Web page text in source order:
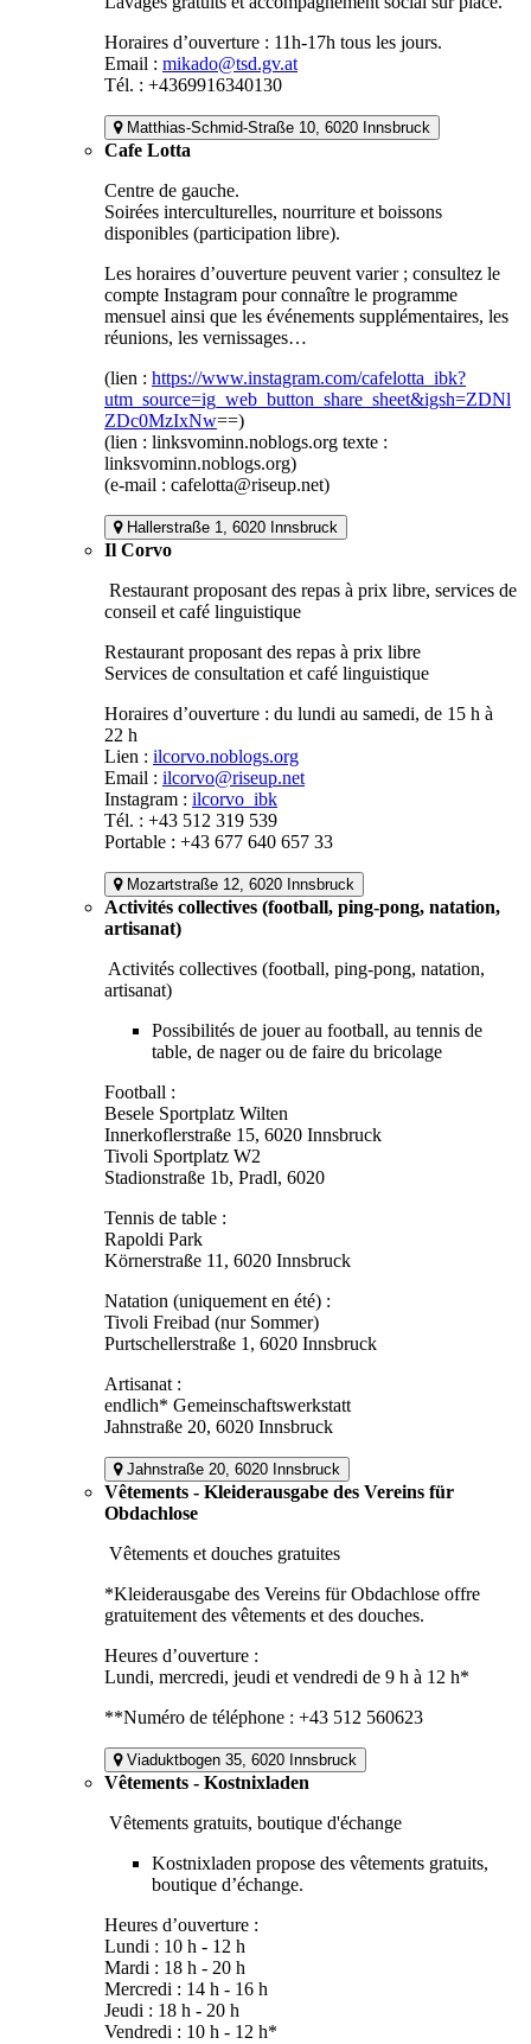
Horaires d’ouverture : 11h-17h tous les jours.
Email : mikado@tsd.gv.at
Tél. : +4369916340130
Matthias-Schmid-Straße 10, 6020 Innsbruck
Cafe Lotta
Centre de gauche.
Soirées interculturelles, nourriture et boissons
disponibles (participation libre).
Les horaires d’ouverture peuvent varier ; consultez le
compte Instagram pour connaître le programme
mensuel ainsi que les événements supplémentaires, les
réunions, les vernissages…
(lien : https://www.instagram.com/cafelotta_ibk?
utm_source=ig_web_button_share_sheet&igsh=ZDNl
ZDc0MzIxNw==)
(lien : linksvominn.noblogs.org texte :
linksvominn.noblogs.org)
(e-mail : cafelotta@riseup.net)
Hallerstraße 1, 6020 Innsbruck
Il Corvo
Restaurant proposant des repas à prix libre, services de
conseil et café linguistique
Restaurant proposant des repas à prix libre
Services de consultation et café linguistique
Horaires d’ouverture : du lundi au samedi, de 15 h à
22 h
Lien : ilcorvo.noblogs.org
Email : ilcorvo@riseup.net
Instagram : ilcorvo_ibk
Tél. : +43 512 319 539
Portable : +43 677 640 657 33
Mozartstraße 12, 6020 Innsbruck
Activités collectives (football, ping-pong, natation,
artisanat)
Activités collectives (football, ping-pong, natation,
artisanat)
Possibilités de jouer au football, au tennis de
table, de nager ou de faire du bricolage
Football :
Besele Sportplatz Wilten
Innerkoflerstraße 15, 6020 Innsbruck
Tivoli Sportplatz W2
Stadionstraße 1b, Pradl, 6020
Tennis de table :
Rapoldi Park
Körnerstraße 11, 6020 Innsbruck
Natation (uniquement en été) :
Tivoli Freibad (nur Sommer)
Purtschellerstraße 1, 6020 Innsbruck
Artisanat :
endlich* Gemeinschaftswerkstatt
Jahnstraße 20, 6020 Innsbruck
Jahnstraße 20, 6020 Innsbruck
Vêtements - Kleiderausgabe des Vereins für
Obdachlose
Vêtements et douches gratuites
*Kleiderausgabe des Vereins für Obdachlose offre
gratuitement des vêtements et des douches.
Heures d’ouverture :
Lundi, mercredi, jeudi et vendredi de 9 h à 12 h*
**Numéro de téléphone : +43 512 560623
Viaduktbogen 35, 6020 Innsbruck
Vêtements - Kostnixladen
Vêtements gratuits, boutique d'échange
Kostnixladen propose des vêtements gratuits,
boutique d’échange.
Heures d’ouverture :
Lundi : 10 h - 12 h
Mardi : 18 h - 20 h
Mercredi : 14 h - 16 h
Jeudi : 18 h - 20 h
Vendredi : 10 h - 12 h*